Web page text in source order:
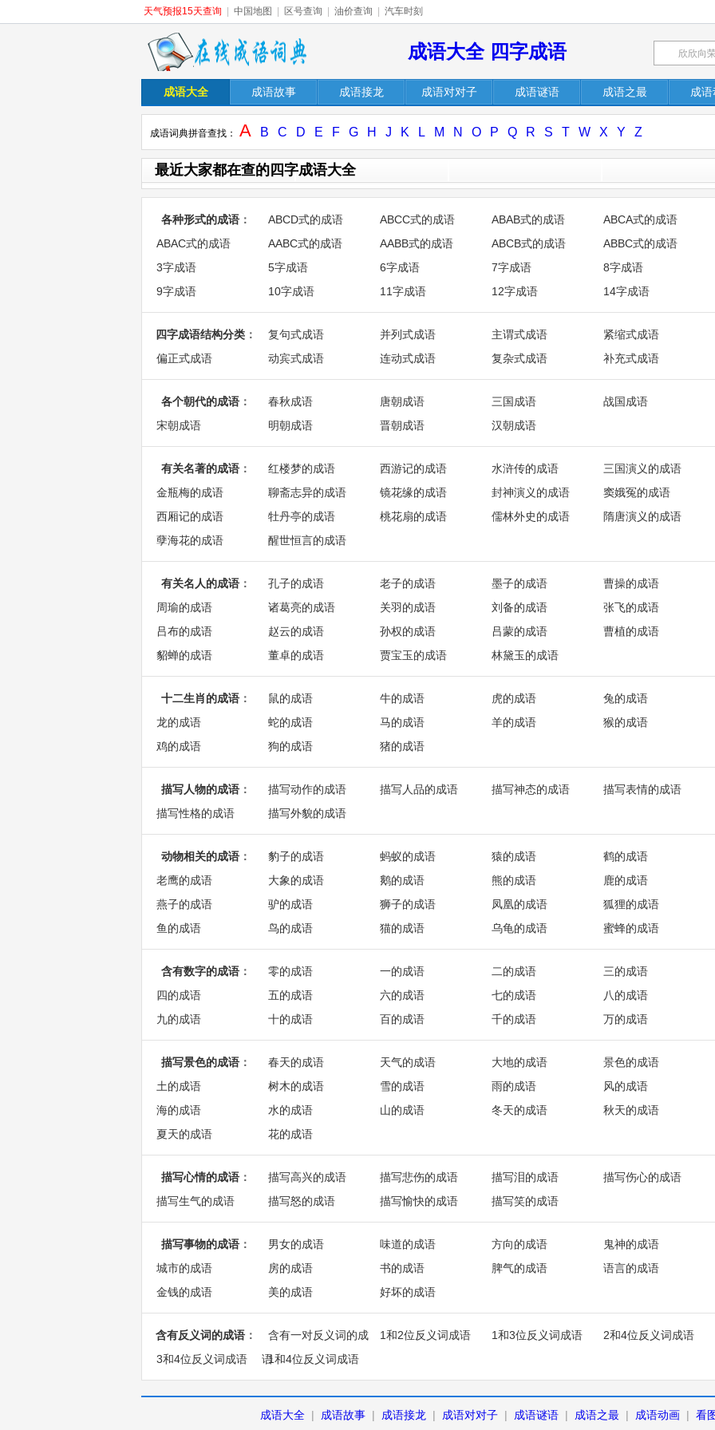
天气预报15天查询 中国地图 区号查询 油价查询 汽车时刻
成语大全 四字成语
成语大全 成语故事 成语接龙 成语对对子 成语谜语 成语之最 成
成语词典拼音查找： A B C D E F G H J K L M N O P Q R S T W X Y Z
最近大家都在查的四字成语大全
各种形式的成语 ： ABCD式的成语 ABCC式的成语 ABAB式的成语
ABCA式的成语
ABAC式的成语
AABC式的成语 AABB式的成语 ABCB式的成语
ABBC式的成语
3字成语
5字成语 6字成语 7字成语
8字成语
9字成语
10字成语 11字成语 12字成语 14字成语
四字成语结构分类 ： 复句式成语 并列式成语 主谓式成语
紧缩式成语
偏正式成语
动宾式成语 连动式成语 复杂式成语 补充式成语
各个朝代的成语 ： 春秋成语 唐朝成语 三国成语
战国成语
宋朝成语
明朝成语 晋朝成语 汉朝成语
有关名著的成语 ： 红楼梦的成语 西游记的成语 水浒传的成语
三国演义的成语
金瓶梅的成语
聊斋志异的成语 镜花缘的成语 封神演义的成语
窦娥冤的成语
西厢记的成语
牡丹亭的成语 桃花扇的成语 儒林外史的成语
隋唐演义的成语
孽海花的成语
醒世恒言的成语
有关名人的成语 ： 孔子的成语 老子的成语 墨子的成语
曹操的成语
周瑜的成语
诸葛亮的成语 关羽的成语 刘备的成语
张飞的成语
吕布的成语
赵云的成语 孙权的成语 吕蒙的成语
曹植的成语
貂蝉的成语
董卓的成语 贾宝玉的成语 林黛玉的成语
十二生肖的成语 ： 鼠的成语 牛的成语 虎的成语
兔的成语
龙的成语
蛇的成语 马的成语 羊的成语
猴的成语
鸡的成语
狗的成语 猪的成语
描写人物的成语 ： 描写动作的成语 描写人品的成语 描写神态的成语
描写表情的成语
描写性格的成语
描写外貌的成语
动物相关的成语 ： 豹子的成语 蚂蚁的成语 猿的成语
鹤的成语
老鹰的成语
大象的成语 鹅的成语 熊的成语
鹿的成语
燕子的成语
驴的成语 狮子的成语 凤凰的成语
狐狸的成语
鱼的成语
鸟的成语 猫的成语 乌龟的成语 蜜蜂的成语
含有数字的成语 ： 零的成语 一的成语 二的成语
三的成语
四的成语
五的成语 六的成语 七的成语
八的成语
九的成语
十的成语 百的成语 千的成语 万的成语
描写景色的成语 ： 春天的成语 天气的成语 大地的成语
景色的成语
土的成语
树木的成语 雪的成语 雨的成语
风的成语
海的成语
水的成语 山的成语 冬天的成语
秋天的成语
夏天的成语
花的成语
描写心情的成语 ： 描写高兴的成语 描写悲伤的成语 描写泪的成语
描写伤心的成语
描写生气的成语
描写怒的成语 描写愉快的成语 描写笑的成语
描写事物的成语 ： 男女的成语 味道的成语 方向的成语
鬼神的成语
城市的成语
房的成语 书的成语 脾气的成语
语言的成语
金钱的成语
美的成语 好坏的成语
含有反义词的成语 ：
含有一对反义词的成
语
1和2位反义词成语 1和3位反义词成语
2和4位反义词成语
3和4位反义词成语
1和4位反义词成语
成语大全 | 成语故事 | 成语接龙 | 成语对对子 | 成语谜语 | 成语之最 | 成语动画 | 看